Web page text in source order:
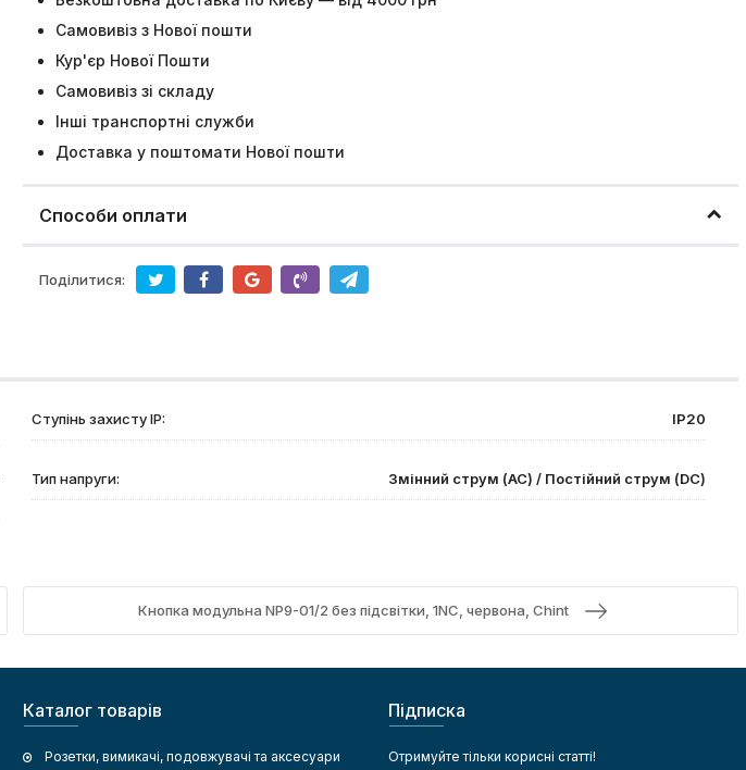
Самовивіз з Нової пошти
Кур'єр Нової Пошти
Самовивіз зі складу
Інші транспортні служби
Доставка у поштомати Нової пошти
Способи оплати
Поділитися:
Ступінь захисту IP: IP20
Тип напруги: Змінний струм (AC) / Постійний струм (DC)
Кнопка модульна NP9-01/2 без підсвітки, 1NC, червона, Chint
Каталог товарів
Розетки, вимикачі, подовжувачі та аксесуари
Підписка
Отримуйте тільки корисні статті!